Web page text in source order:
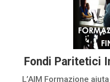
Fondi Paritetici
L’AIM Formazione